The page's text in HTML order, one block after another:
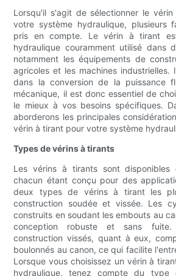
Lorsqu'il s'agit de sélectionner le
votre système hydraulique, plusieurs
pris en compte. Le vérin à tirant
hydraulique couramment utilisé dans
notamment les équipements de
agricoles et les machines industrielles.
dans la conversion de la puissance
mécanique, il est donc essentiel de
le mieux à vos besoins spécifiques.
aborderons les principales
vérin à tirant pour votre système
Types de vérins à tirants
Les vérins à tirants sont disponibles
chacun étant conçu pour des
deux types de vérins à tirant les
construction soudée et vissée. Les
construits en soudant les embouts au
conception robuste et sans
construction vissés, quant à eux,
boulonnés au canon, ce qui facilite
Lorsque vous choisissez un vérin à
hydraulique, tenez compte du type